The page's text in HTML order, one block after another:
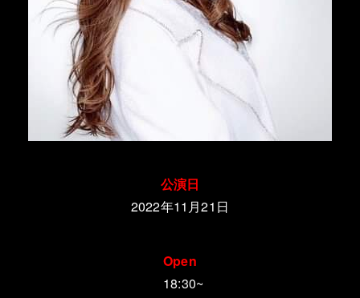
公演日
2022年11月21日
Open
18:30~